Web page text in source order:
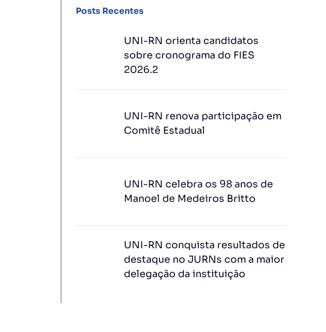
Posts Recentes
UNI-RN orienta candidatos
sobre cronograma do FIES
2026.2
UNI-RN renova participação em
Comitê Estadual
UNI-RN celebra os 98 anos de
Manoel de Medeiros Britto
UNI-RN conquista resultados de
destaque no JURNs com a maior
delegação da instituição